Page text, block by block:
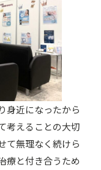
身近になったから
考えることの大切
て無理なく続けら
療と付き合うため